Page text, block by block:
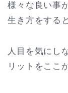
様々な良い事
生き方をする
人目を気にし
リットをここ